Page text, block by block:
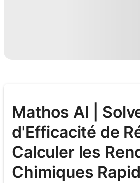
Mathos AI |
d'Efficacité de
Calculer les
Chimiques